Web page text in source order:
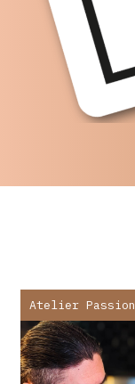
Atelier Passion